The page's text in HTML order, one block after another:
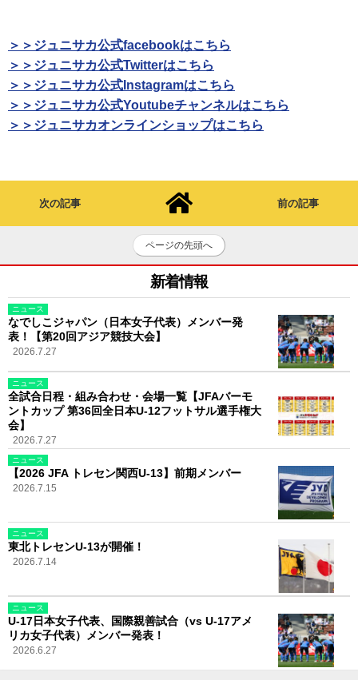
＞＞ジュニサカ公式facebookはこちら
＞＞ジュニサカ公式Twitterはこちら
＞＞ジュニサカ公式Instagramはこちら
＞＞ジュニサカ公式Youtubeチャンネルはこちら
＞＞ジュニサカオンラインショップはこちら
次の記事 前の記事
ページの先頭へ
新着情報
ニュース
なでしこジャパン（日本女子代表）メンバー発
表！【第20回アジア競技大会】
2026.7.27
ニュース
全試合日程・組み合わせ・会場一覧【JFAバーモ
ントカップ 第36回全日本U-12フットサル選手権大
会】
2026.7.27
ニュース
【2026 JFA トレセン関西U-13】前期メンバー
2026.7.15
ニュース
東北トレセンU-13が開催！
2026.7.14
ニュース
U-17日本女子代表、国際親善試合（vs U-17アメ
リカ女子代表）メンバー発表！
2026.6.27